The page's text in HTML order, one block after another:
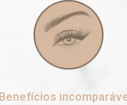
Benefícios